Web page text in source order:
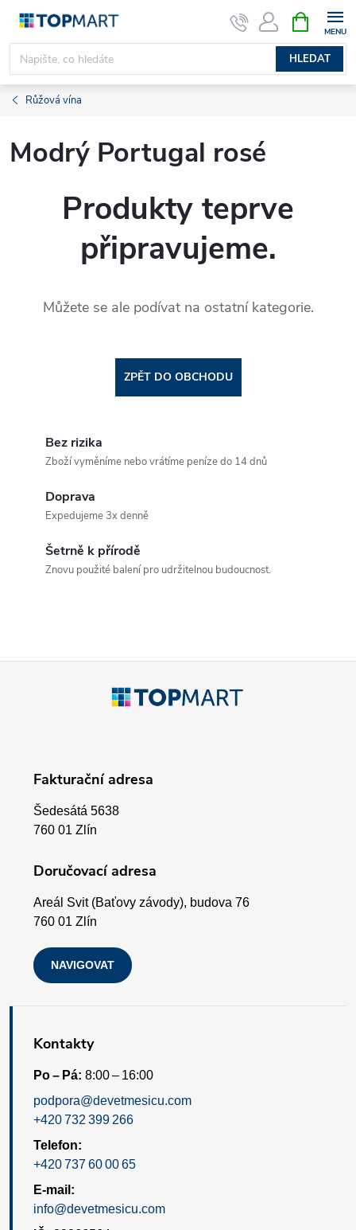
Přejít
obsah
HLEDAT
NÁKUPNÍ
KOŠÍK
Růžová vína
Modrý Portugal rosé
Produkty teprve
připravujeme.
Můžete se ale podívat na ostatní kategorie.
ZPĚT DO OBCHODU
Bez rizika
Zboží vyměníme nebo vrátíme peníze do 14 dnů
Doprava
Expedujeme 3x denně
Šetrně k přírodě
Znovu použité balení pro udržitelnou budoucnost.
Fakturační adresa
Šedesátá 5638
760 01 Zlín
Doručovací adresa
Areál Svit (Baťovy závody), budova 76
760 01 Zlín
NAVIGOVAT
Kontakty
Po – Pá: 8:00 – 16:00
podpora@devetmesicu.com
+420 732 399 266
Telefon:
+420 737 60 00 65
E-mail:
info@devetmesicu.com